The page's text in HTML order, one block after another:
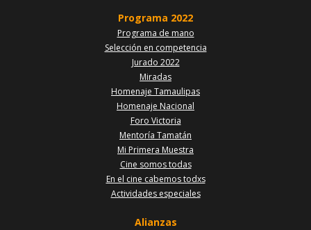
Programa 2022
Programa de mano
Selección en competencia
Jurado 2022
Miradas
Homenaje Tamaulipas
Homenaje Nacional
Foro Victoria
Mentoría Tamatán
Mi Primera Muestra
Cine somos todas
En el cine cabemos todxs
Actividades especiales
Alianzas